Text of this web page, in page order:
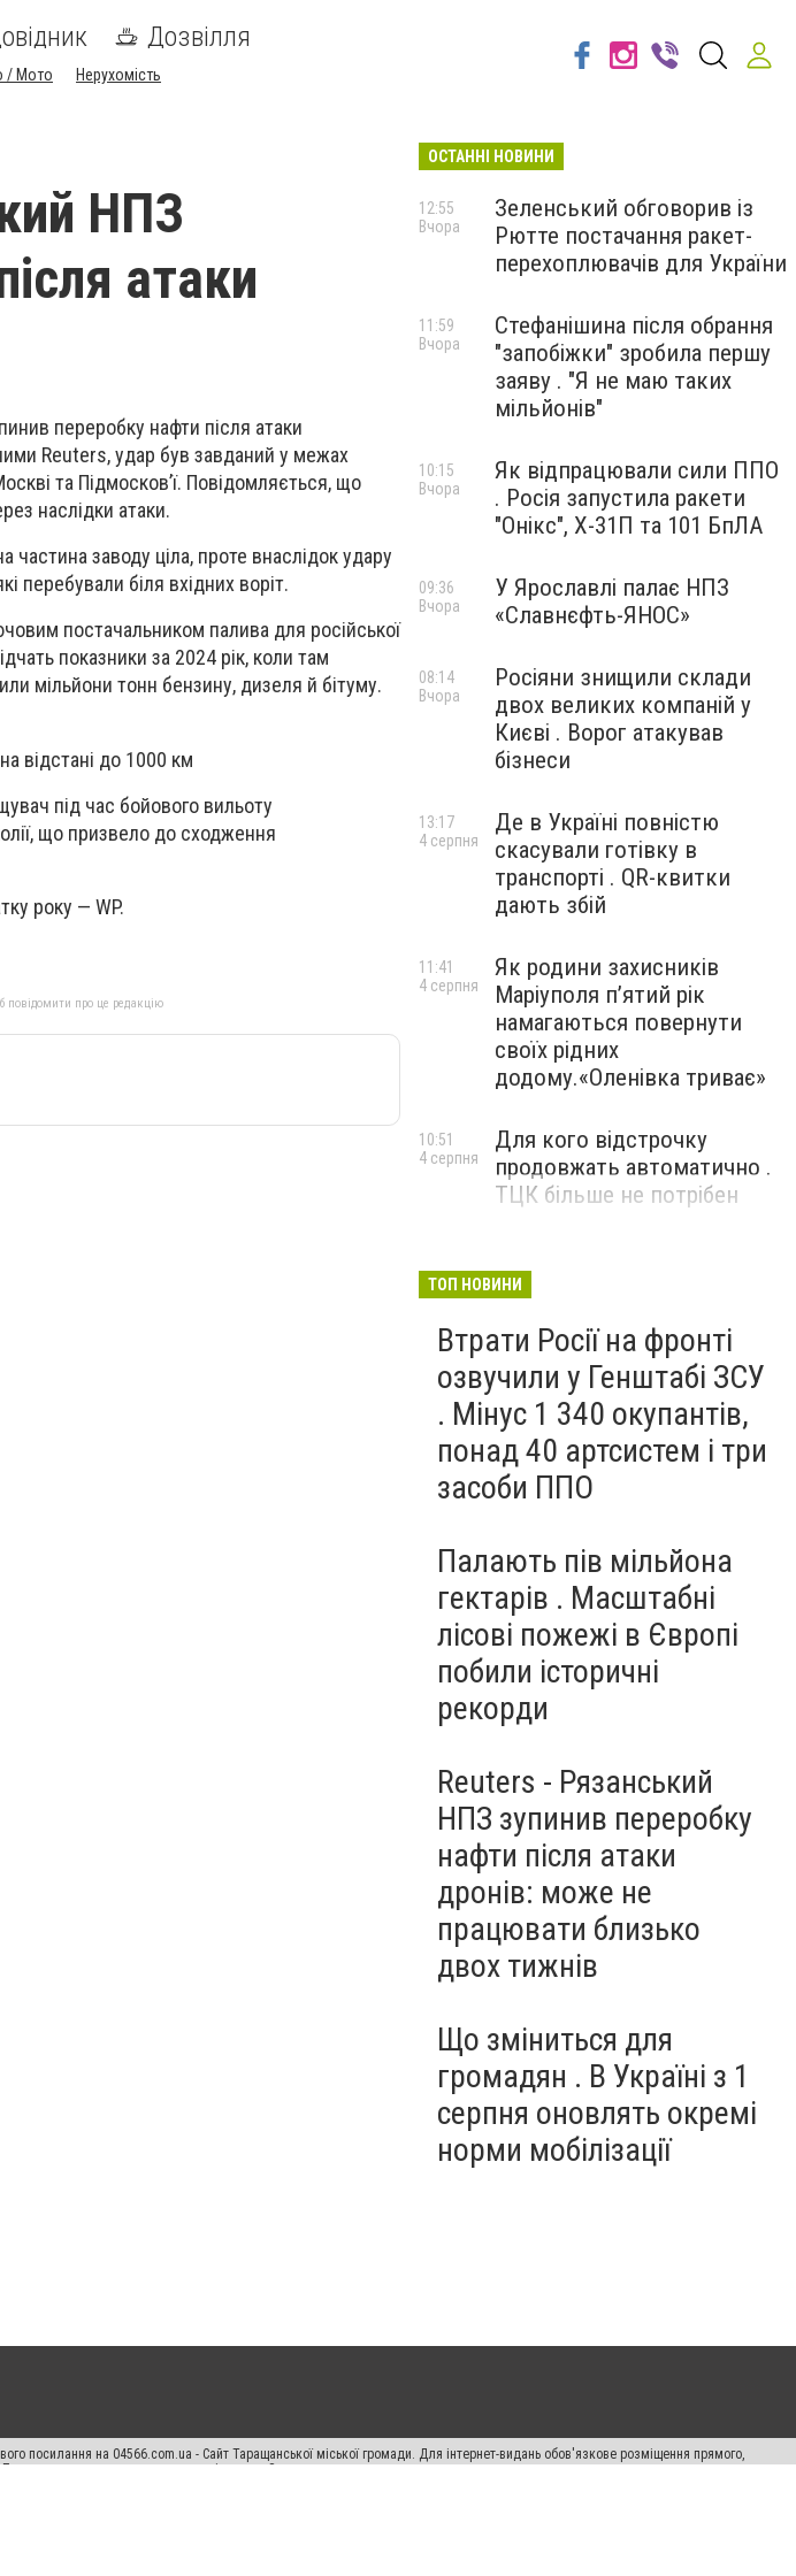
Дозвілля
/ Мото Нерухомість
НПЗ
атаки
переробку нафти після атаки
Reuters, удар був завданий у межах
та Підмосков’ї. Повідомляється, що
наслідки атаки.
частина заводу ціла, проте внаслідок удару
перебували біля вхідних воріт.
постачальником палива для російської
показники за 2024 рік, коли там
мільйони тонн бензину, дизеля й бітуму.
відстані до 1000 км
під час бойового вильоту
що призвело до сходження
року — WP.
повідомити про це редакцію
ОСТАННІ НОВИНИ
Зеленський обговорив із
Рютте постачання ракет-
перехоплювачів для України
12:55
Вчора
Стефанішина після обрання
"запобіжки" зробила першу
заяву . "Я не маю таких
мільйонів"
11:59
Вчора
Як відпрацювали сили ППО
. Росія запустила ракети
"Онікс", Х-31П та 101 БпЛА
10:15
Вчора
У Ярославлі палає НПЗ
«Славнєфть-ЯНОС»
09:36
Вчора
Росіяни знищили склади
двох великих компаній у
Києві . Ворог атакував
бізнеси
08:14
Вчора
Де в Україні повністю
скасували готівку в
транспорті . QR-квитки
дають збій
13:17
4 серпня
Як родини захисників
Маріуполя пʼятий рік
намагаються повернути
своїх рідних
додому.«Оленівка триває»
11:41
4 серпня
Для кого відстрочку
продовжать автоматично .
ТЦК більше не потрібен
10:51
4 серпня
ТОП НОВИНИ
Втрати Росії на фронті
озвучили у Генштабі ЗСУ
. Мінус 1 340 окупантів,
понад 40 артсистем і три
засоби ППО
Палають пів мільйона
гектарів . Масштабні
лісові пожежі в Європі
побили історичні
рекорди
Reuters - Рязанський
НПЗ зупинив переробку
нафти після атаки
дронів: може не
працювати близько
двох тижнів
Що зміниться для
громадян . В Україні з 1
серпня оновлять окремі
норми мобілізації
посилання на 04566.com.ua - Cайт Таращанської міської громади. Для інтернет-видань обов'язкове розміщення прямого,
Порушення виняткових прав переслідується Законом.